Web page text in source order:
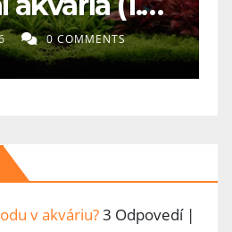
chyba
Človek
0 COMMENTS
v akváriu?3 Odpovedí |